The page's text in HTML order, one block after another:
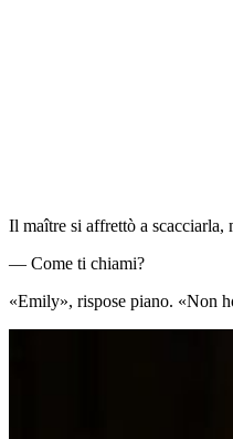
Il maître si affrettò a scacciarla,
— Come ti chiami?
«Emily», rispose piano. «Non